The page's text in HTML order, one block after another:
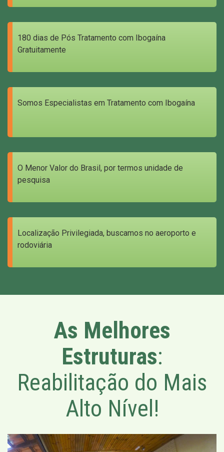
180 dias de Pós Tratamento com Ibogaína
Gratuitamente
Somos Especialistas em Tratamento com Ibogaína
O Menor Valor do Brasil, por termos unidade de
pesquisa
Localização Privilegiada, buscamos no aeroporto e
rodoviária
As Melhores
Estruturas:
Reabilitação do Mais
Alto Nível!